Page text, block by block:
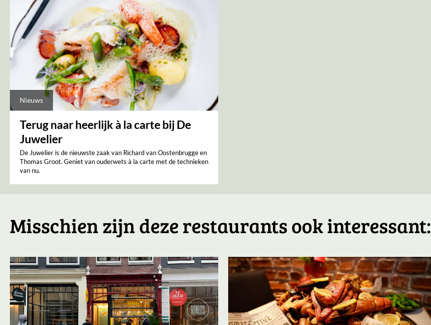
Nieuws
Terug naar heerlijk à la carte bij De
Juwelier
De Juwelier is de nieuwste zaak van Richard van Oostenbrugge en
Thomas Groot. Geniet van ouderwets à la carte met de technieken
van nu.
Misschien zijn deze restaurants ook interessant: